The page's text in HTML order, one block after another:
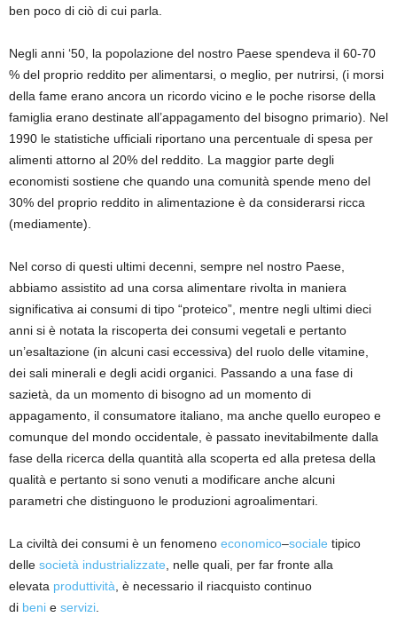
ben poco di ciò di cui parla.
Negli anni ‘50, la popolazione del nostro Paese spendeva il 60-70
% del proprio reddito per alimentarsi, o meglio, per nutrirsi, (i morsi
della fame erano ancora un ricordo vicino e le poche risorse della
famiglia erano destinate all’appagamento del bisogno primario). Nel
1990 le statistiche ufficiali riportano una percentuale di spesa per
alimenti attorno al 20% del reddito. La maggior parte degli
economisti sostiene che quando una comunità spende meno del
30% del proprio reddito in alimentazione è da considerarsi ricca
(mediamente).
Nel corso di questi ultimi decenni, sempre nel nostro Paese,
abbiamo assistito ad una corsa alimentare rivolta in maniera
significativa ai consumi di tipo “proteico”, mentre negli ultimi dieci
anni si è notata la riscoperta dei consumi vegetali e pertanto
un’esaltazione (in alcuni casi eccessiva) del ruolo delle vitamine,
dei sali minerali e degli acidi organici. Passando a una fase di
sazietà, da un momento di bisogno ad un momento di
appagamento, il consumatore italiano, ma anche quello europeo e
comunque del mondo occidentale, è passato inevitabilmente dalla
fase della ricerca della quantità alla scoperta ed alla pretesa della
qualità e pertanto si sono venuti a modificare anche alcuni
parametri che distinguono le produzioni agroalimentari.
La civiltà dei consumi è un fenomeno economico–sociale tipico
delle società industrializzate, nelle quali, per far fronte alla
elevata produttività, è necessario il riacquisto continuo
di beni e servizi.